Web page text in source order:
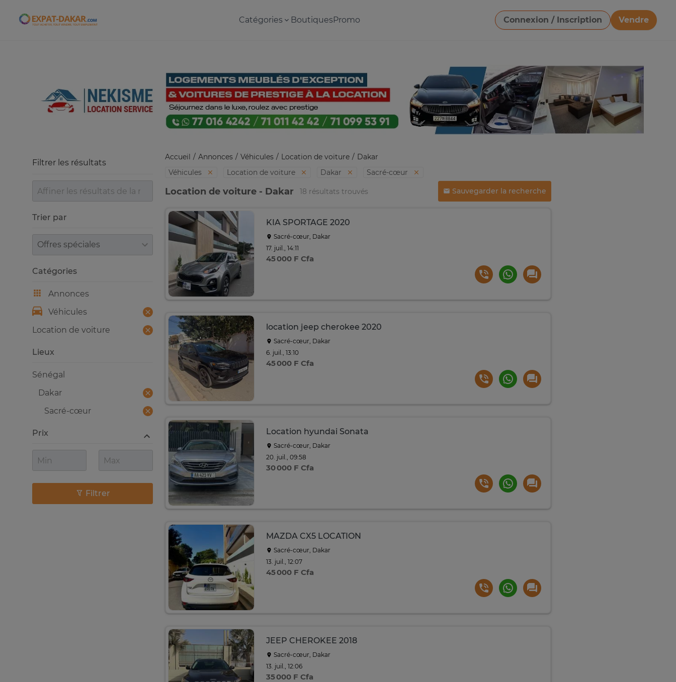
Expat-Dakar Catégories BoutiquesPromo Connexion / Inscription
Vendre
Télécharger une image
Accueil Annonces Véhicules Location de voiture
Dakar
Véhicules
Location de voiture Dakar Sacré-cœur
Location de voiture - Dakar 18 résultats trouvés Sauvegarder la recherche
KIA SPORTAGE 2020
Sacré-cœur, Dakar
17. juil., 14:11
45 000 F Cfa
location jeep cherokee 2020
Sacré-cœur, Dakar
6. juil., 13:10
45 000 F Cfa
Location hyundai Sonata
Sacré-cœur, Dakar
20. juil., 09:58
30 000 F Cfa
MAZDA CX5 LOCATION
Sacré-cœur, Dakar
13. juil., 12:07
45 000 F Cfa
JEEP CHEROKEE 2018
Sacré-cœur, Dakar
13. juil., 12:06
35 000 F Cfa
Filtrer les résultats
Trier par
Trier par
Catégories
Annonces
Véhicules
Location de voiture
Lieux
Sénégal
Dakar
Sacré-cœur
Prix
Filtrer